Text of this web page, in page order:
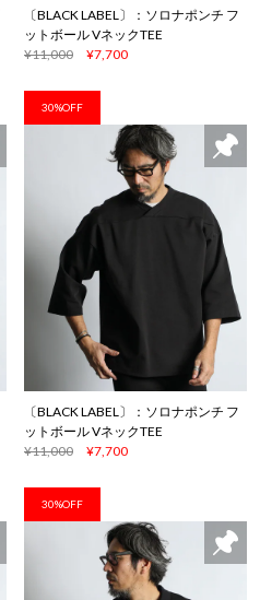
〔BLACK LABEL〕：ソロナポンチ フ
ットボール VネックTEE
¥11,000
¥7,700
30%OFF
〔BLACK LABEL〕：ソロナポンチ フ
ットボール VネックTEE
¥11,000
¥7,700
30%OFF